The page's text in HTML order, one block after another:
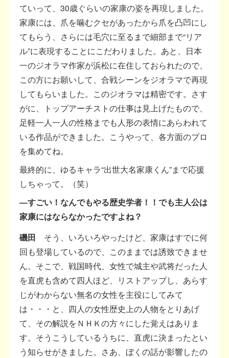
ていって、30歳ぐらいの家康の姿を再現しました。
家康には、爪を噛むクセがあったから爪を凸凹にし
てもらう、さらには毛穴に至るまで細部まで“リア
ル”に表現することにこだわりました。あと、日本
一のジオラマ作家が浜松に在住しておられたので、
この方にお願いして、合戦シーンをジオラマで再現
してもらいました。このジオラマは精密です。さす
がに、トップアーチストの仕事は見上げたもので、
足軽一人一人の性格までも人形の表情にあらわれて
いる作品ができました。こうやって、各方面のプロ
を集めてね。
最終的に、ゆるキャラ“出世大名家康くん”まで応援
しちゃって。（笑）
―すごい！なんでもやる歴史学者！！でも主人公は
家康にはならなかったですよね？
磯田 そう、いろいろやったけど、家康はすでに何
回も登場しているので、このままでは誘致できませ
ん。そこで、戦国時代、女性で城主や武将だった人
を直虎も含めて四人ほど、リストアップし、あらす
じがわからない無名の女性を主役にしてみて
は・・・と、四人の女性歴史上の人物をとりあげ
て、その解説をＮＨＫの方々にした覚えはありま
す。そうこうしているうちに、直虎に決まったとい
う知らせがきました。さあ、ぼくの話が影響したの